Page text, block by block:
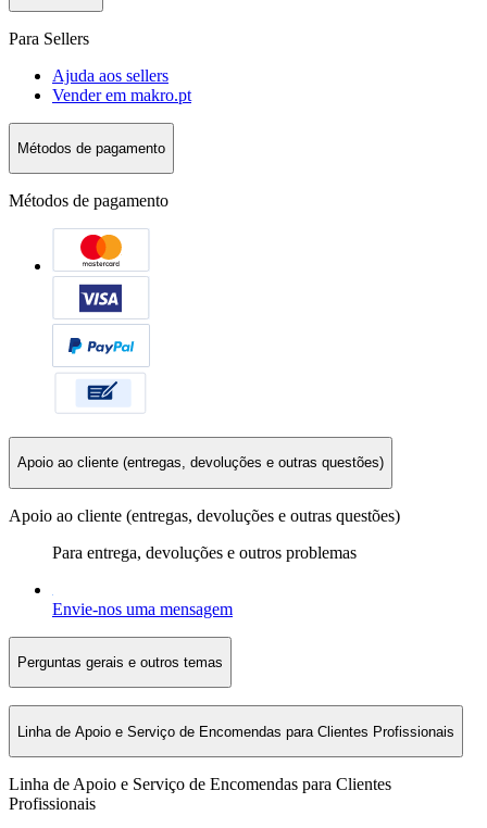
Para Sellers
Ajuda aos sellers
Vender em makro.pt
Métodos de pagamento
Métodos de pagamento
Apoio ao cliente (entregas, devoluções e outras questões)
Apoio ao cliente (entregas, devoluções e outras questões)
Para entrega, devoluções e outros problemas
Envie-nos uma mensagem
Perguntas gerais e outros temas
Linha de Apoio e Serviço de Encomendas para Clientes Profissionais
Linha de Apoio e Serviço de Encomendas para Clientes
Profissionais